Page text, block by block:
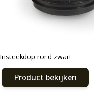
Insteekdop rond zwart
Product bekijken